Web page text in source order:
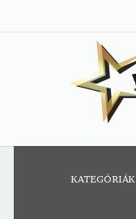
KATEGÓRIÁK